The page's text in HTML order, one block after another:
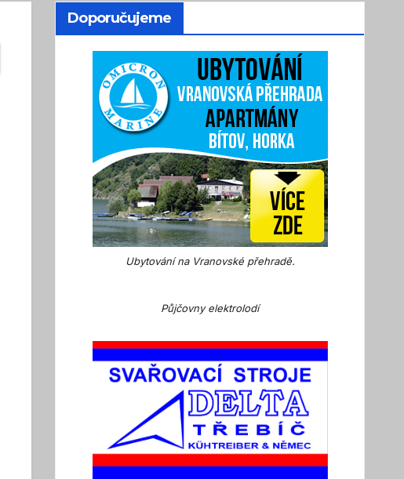
Doporučujeme
Ubytování na Vranovské přehradě.
Půjčovny elektrolodí